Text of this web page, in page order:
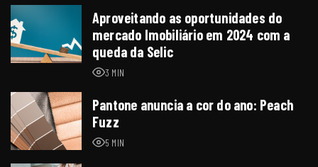
Aproveitando as oportunidades do
mercado Imobiliário em 2024 com a
queda da Selic
3 MIN
Pantone anuncia a cor do ano: Peach
Fuzz
5 MIN